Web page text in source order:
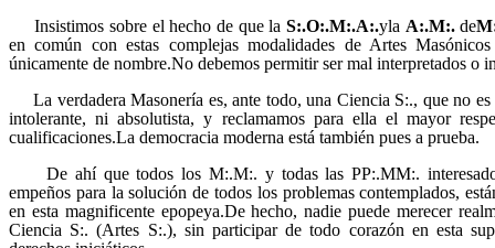
Insistimos sobre el hecho de que la S:.O:.M:.A:.yla A:.M:.de
en común con estas complejas modalidades de Artes
únicamente de nombre.No debemos permitir ser mal interpretados o
La verdadera Masonería es, ante todo, una Ciencia S:., que no
intolerante, ni absolutista, y reclamamos para ella el mayor
cualificaciones.La democracia moderna está también pues a prueba.
De ahí que todos los M:.M:. y todas las PP:.MM:.
empeños para la solución de todos los problemas contemplados,
en esta magnificente epopeya.De hecho, nadie puede merecer
Ciencia S:. (Artes S:.), sin participar de todo corazón en esta